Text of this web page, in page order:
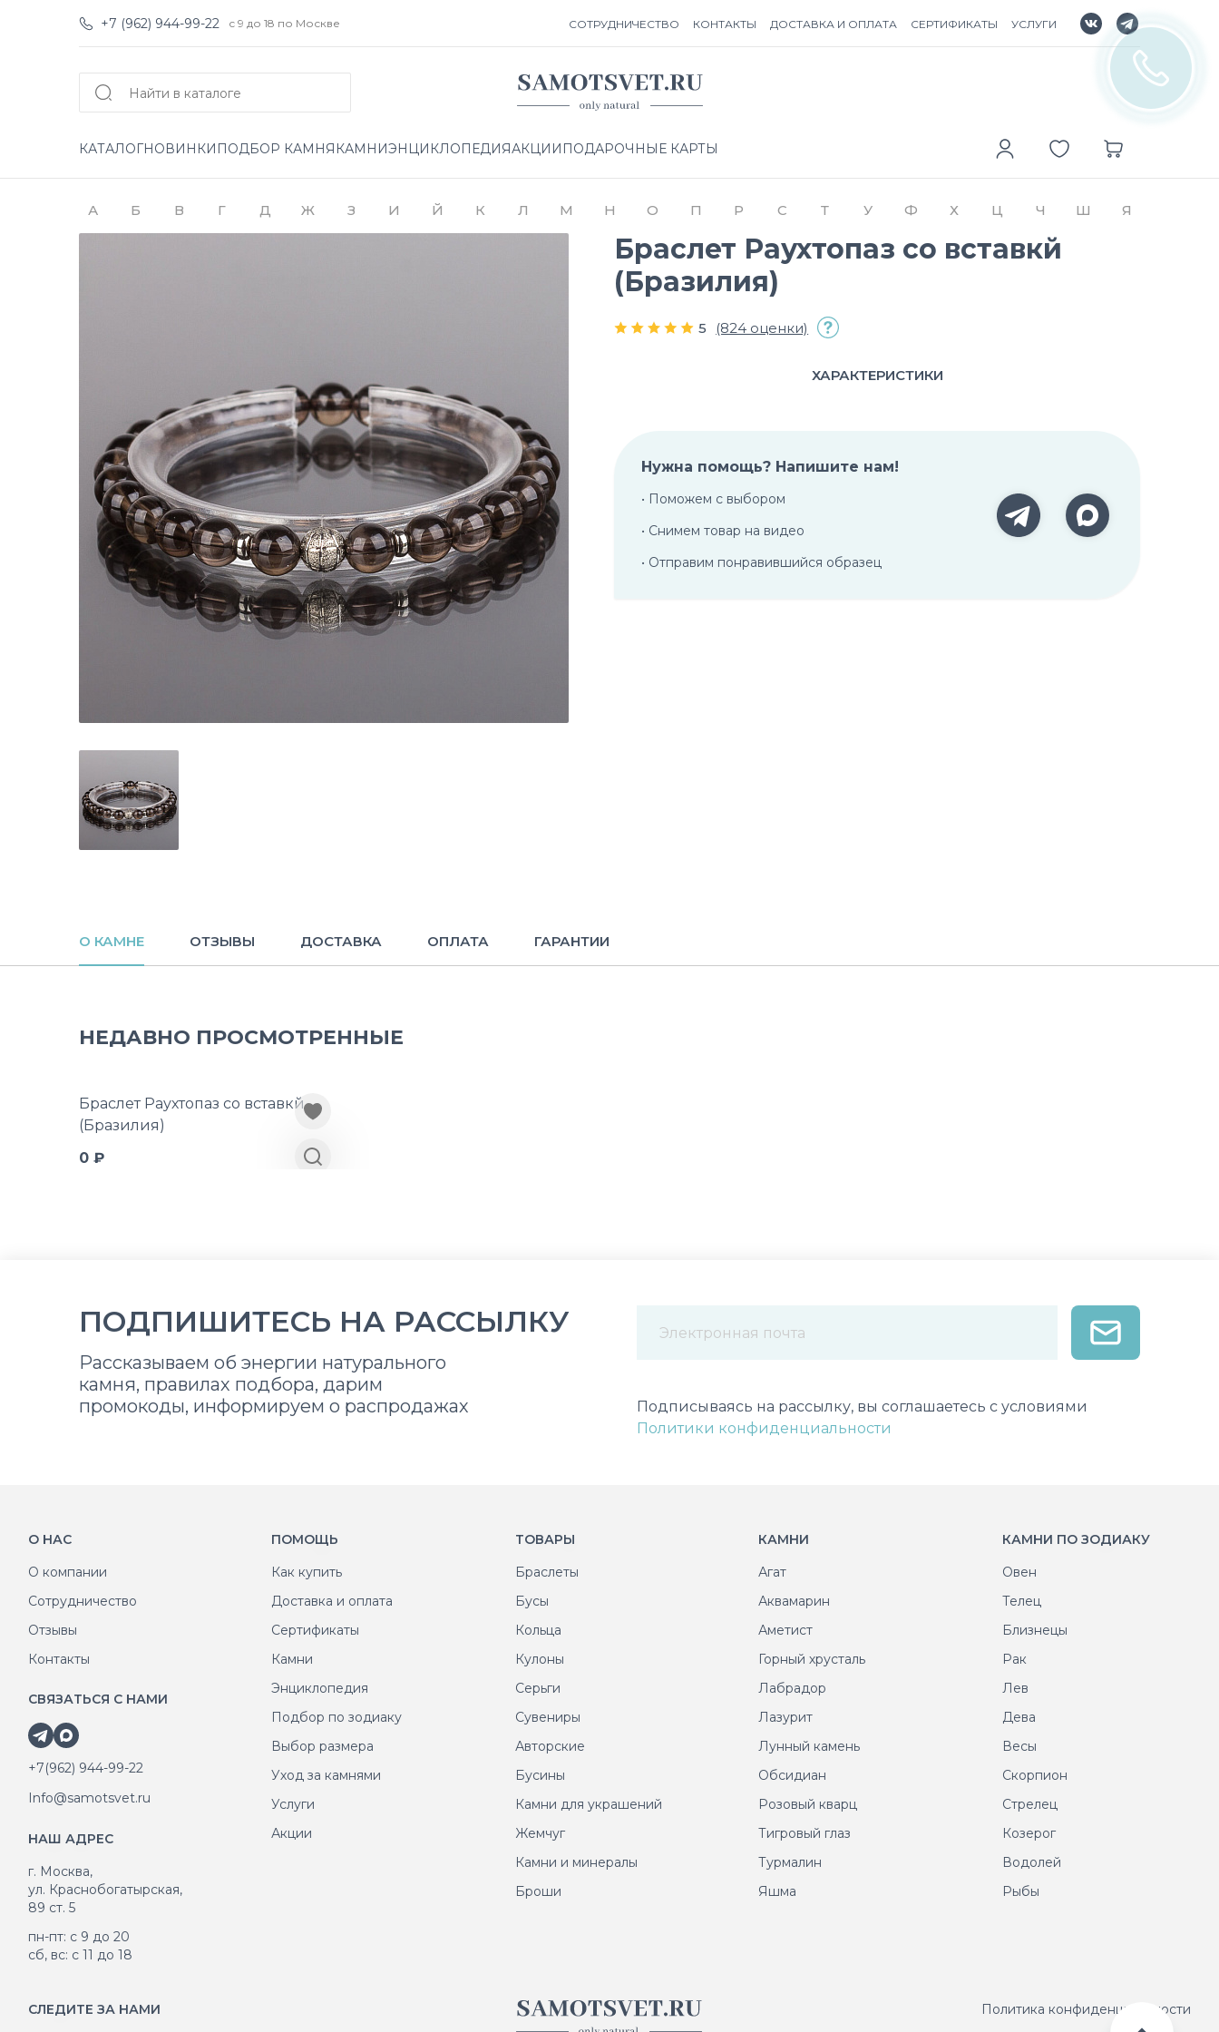
+7 (962) 944-99-22 с 9 до 18 по Москве СОТРУДНИЧЕСТВО КОНТАКТЫ ДОСТАВКА И ОПЛАТА СЕРТИФИКАТЫ УСЛУГИ
КАТАЛОГНОВИНКИ ПОДБОР КАМНЯ КАМНИЭНЦИКЛОПЕДИЯАКЦИИ ПОДАРОЧНЫЕ КАРТЫ
А Б В Г Д Ж З И Й К Л М Н О П Р С Т У Ф Х Ц Ч Ш Я
Браслет Раухтопаз со вставкй
(Бразилия)
5 (824 оценки)
ХАРАКТЕРИСТИКИ
Нужна помощь? Напишите нам!
• Поможем с выбором
• Снимем товар на видео
• Отправим понравившийся образец
О КАМНЕ ОТЗЫВЫ ДОСТАВКА ОПЛАТА ГАРАНТИИ
НЕДАВНО ПРОСМОТРЕННЫЕ
Браслет Раухтопаз со вставкй
(Бразилия)
0 ₽
ПОДПИШИТЕСЬ НА РАССЫЛКУ
Рассказываем об энергии натурального
камня, правилах подбора, дарим
промокоды, информируем о распродажах
Подписываясь на рассылку, вы соглашаетесь с условиями
Политики конфиденциальности
О НАС
О компании
Сотрудничество
Отзывы
Контакты
СВЯЗАТЬСЯ С НАМИ
+7(962) 944-99-22
Info@samotsvet.ru
НАШ АДРЕС
г. Москва,
ул. Краснобогатырская,
89 ст. 5
пн-пт: с 9 до 20
сб, вс: с 11 до 18
ПОМОЩЬ
Как купить
Доставка и оплата
Сертификаты
Камни
Энциклопедия
Подбор по зодиаку
Выбор размера
Уход за камнями
Услуги
Акции
ТОВАРЫ
Браслеты
Бусы
Кольца
Кулоны
Серьги
Сувениры
Авторские
Бусины
Камни для украшений
Жемчуг
Камни и минералы
Броши
КАМНИ
Агат
Аквамарин
Аметист
Горный хрусталь
Лабрадор
Лазурит
Лунный камень
Обсидиан
Розовый кварц
Тигровый глаз
Турмалин
Яшма
КАМНИ ПО ЗОДИАКУ
Овен
Телец
Близнецы
Рак
Лев
Дева
Весы
Скорпион
Стрелец
Козерог
Водолей
Рыбы
СЛЕДИТЕ ЗА НАМИ
Политика конфиденциальности